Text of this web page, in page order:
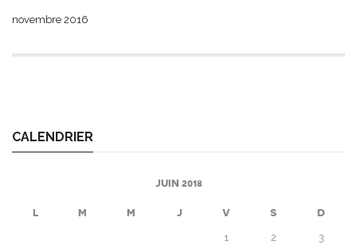
novembre 2016
CALENDRIER
JUIN 2018
L M M J V S D
1 2 3